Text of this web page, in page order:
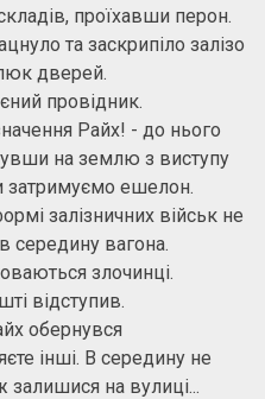
проїхавши перон.
та заскрипіло залізо
дверей.
провідник.
Райх! - до нього
на землю з виступу
затримуємо ешелон.
залізничних військ не
середину вагона.
злочинці.
відступив.
обернувся
інші. В середину не
залишися на вулиці...